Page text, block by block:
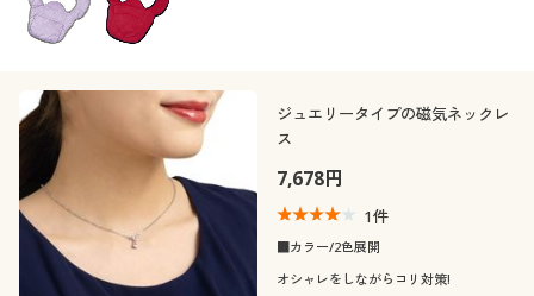
ジュエリータイプの磁気ネックレ
ス
7,678円
1件
■カラー/2色展開
オシャレをしながらコリ対策!